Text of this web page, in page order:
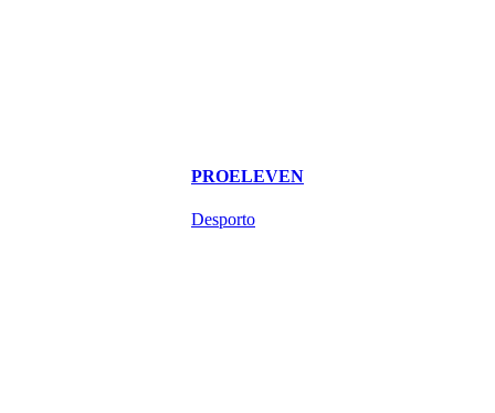
PROELEVEN
Desporto